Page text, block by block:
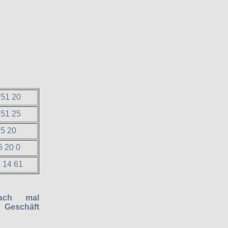
20
25
20
20 0
14 61
mal